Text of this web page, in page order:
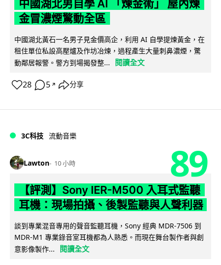
中國湖北男自學 AI 「煉金術」 屋內煉
金冒濃煙驚動全區
中國湖北黃石一名男子見金價高企，利用 AI 自學提煉黃金，在
租住單位私設高壓爐及作坊冶煉，過程產生大量刺鼻濃煙，驚
動鄰居報警。警方到場揭發整...
閱讀全文
28 5 ↗ 分享
3C科技 流動音樂
Lawton 10 小時 89
【評測】Sony IER-M500 入耳式監聽
耳機：現場拍攝、後製監聽與人聲利器
談到專業混音專用的聲音監聽耳機，Sony 經典 MDR-7506 到
MDR-M1 專業錄音室耳機都為人熟悉。而現在舞台製作者與創
意影像製作...
閱讀全文